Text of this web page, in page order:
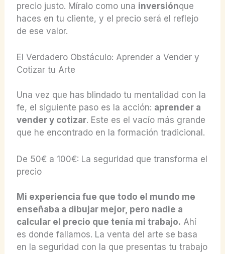
precio justo. Míralo como una inversiónque
haces en tu cliente, y el precio será el reflejo
de ese valor.
El Verdadero Obstáculo: Aprender a Vender y
Cotizar tu Arte
Una vez que has blindado tu mentalidad con la
fe, el siguiente paso es la acción: aprender a
vender y cotizar. Este es el vacío más grande
que he encontrado en la formación tradicional.
De 50€ a 100€: La seguridad que transforma el
precio
Mi experiencia fue que todo el mundo me
enseñaba a dibujar mejor, pero nadie a
calcular el precio que tenía mi trabajo. Ahí
es donde fallamos. La venta del arte se basa
en la seguridad con la que presentas tu trabajo